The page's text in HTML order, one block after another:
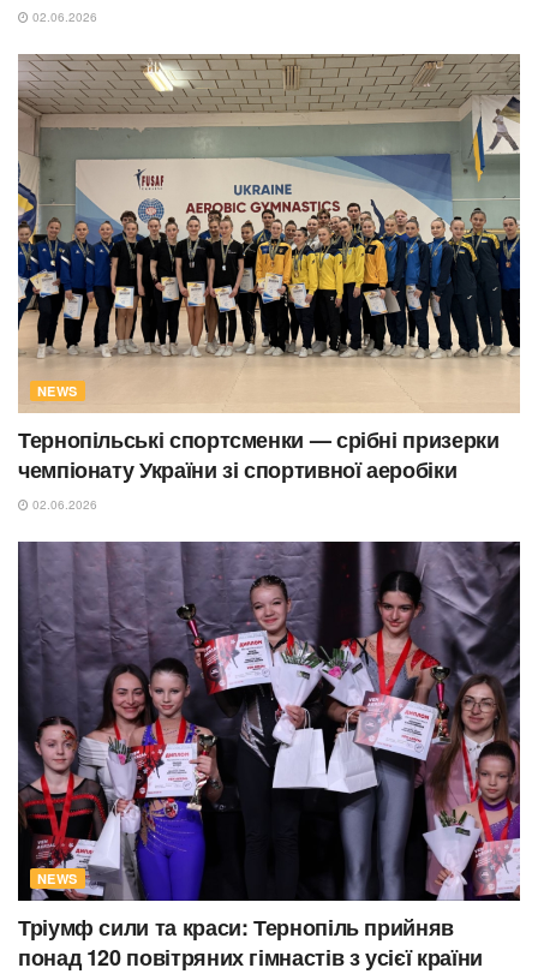
02.06.2026
NEWS
Тернопільські спортсменки — срібні призерки
чемпіонату України зі спортивної аеробіки
02.06.2026
NEWS
Тріумф сили та краси: Тернопіль прийняв
понад 120 повітряних гімнастів з усієї країни